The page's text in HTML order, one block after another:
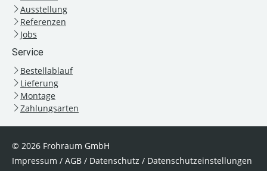
Ausstellung
Referenzen
Jobs
Service
Bestellablauf
Lieferung
Montage
Zahlungsarten
© 2026 Frohraum GmbH
Impressum / AGB / Datenschutz / Datenschutzeinstellungen